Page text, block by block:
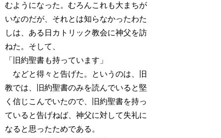
むようになった。むろんこれも大まちが
いなのだが、それとは知らなかったわた
しは、ある日カトリック教会に神父を訪
ねた。そして、
「旧約聖書も持っています」
などと得々と告げた。というのは、旧
教では、旧約聖書のみを読んでいると堅
く信じこんでいたので、旧約聖書を持っ
ていると告げねば、神父に対して失礼に
なると思ったためである。